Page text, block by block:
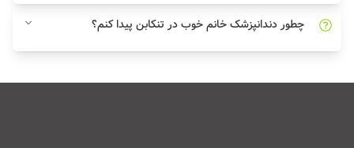
چطور دندانپزشک خانم خوب در تنکابن پیدا کنم؟